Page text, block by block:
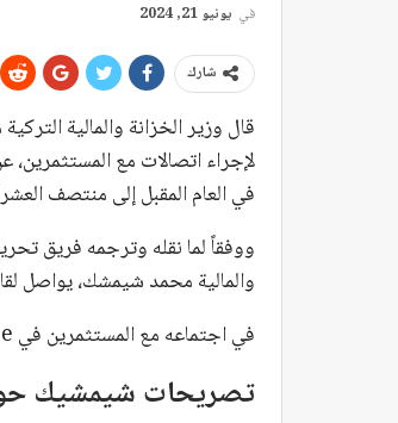
في يونيو 21, 2024
شارك
لإجراء اتصالات مع
في العام المقبل إلى منتصف
ووفقاً لما نقله وترجمه فريق
والمالية محمد شيمشك، يواصل
في اجتماعه مع المستثمرين في Chatham House، قدم شيمشك تصريحات حول اقتصاد تركيا.
تصريحات شيمشيك